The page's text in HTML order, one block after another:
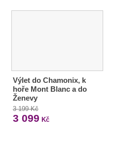
Výlet do Chamonix, k
hoře Mont Blanc a do
Ženevy
3 199 Kč
3 099 Kč